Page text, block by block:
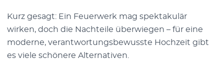
Kurz gesagt: Ein Feuerwerk mag spektakulär
wirken, doch die Nachteile überwiegen – für eine
moderne, verantwortungsbewusste Hochzeit gibt
es viele schönere Alternativen.